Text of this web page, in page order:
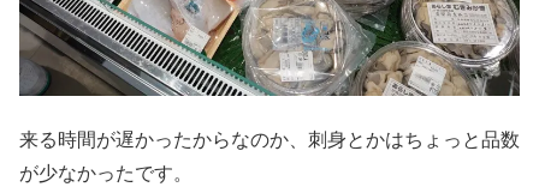
来る時間が遅かったからなのか、刺身とかはちょっと品数
が少なかったです。